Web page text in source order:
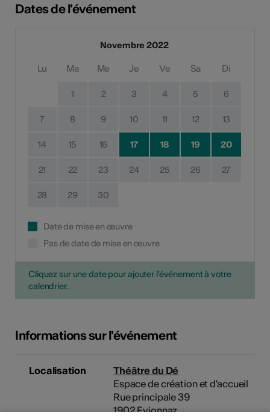
Dates de l'événement
Novembre 2022
Lu Ma Me Je Ve Sa Di
1 2 3 4 5 6
7 8 9 10 11 12 13
14 15 16 17 18 19 20
21 22 23 24 25 26 27
28 29 30
Date de mise en œuvre
Pas de date de mise en œuvre
Cliquez sur une date pour ajouter l'événement à votre
calendrier.
Informations sur l'événement
Localisation
Théâtre du Dé
Espace de création et d'accueil
Rue principale 39
1902 Evionnaz